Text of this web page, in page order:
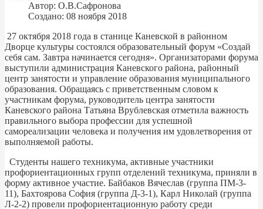
Автор: О.В.Сафронова
Создано: 08 ноября 2018
27 октября 2018 года в станице Каневской в районном
Дворце культуры состоялся образовательный форум «Создай
себя сам. Завтра начинается сегодня». Организаторами форума
выступили администрация Каневского района, районный
центр занятости и управление образования муниципального
образования. Обращаясь с приветственным словом к
участникам форума, руководитель центра занятости
Каневского района Татьяна Врублевская отметила важность
правильного выбора профессии для успешной
самореализации человека и получения им удовлетворения от
выполняемой работы.
Студенты нашего техникума, активные участники
профориентационных групп отделений техникума, приняли в
форму активное участие. Байбаков Вячеслав (группа ПМ-3-
11), Бахтоярова София (группа Д-3-1), Карл Николай (группа
Л-2-2) провели профориентационную работу среди